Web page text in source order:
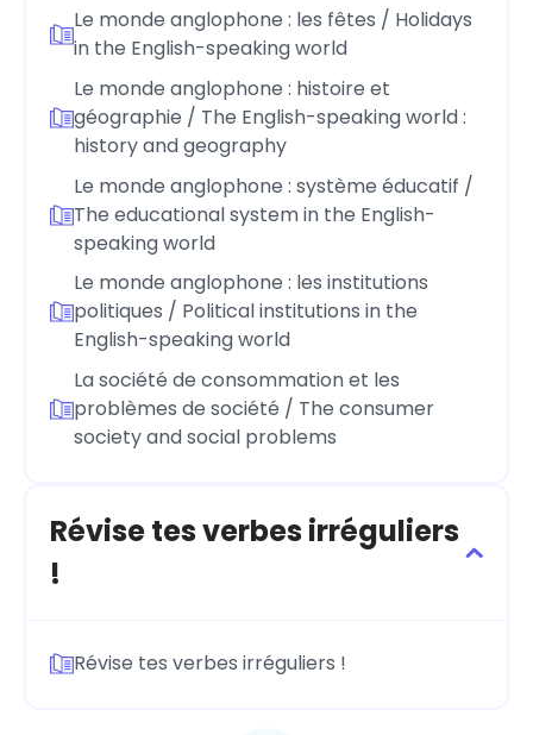
Le monde anglophone : les fêtes / Holidays
in the English-speaking world
Le monde anglophone : histoire et
géographie / The English-speaking world :
history and geography
Le monde anglophone : système éducatif /
The educational system in the English-
speaking world
Le monde anglophone : les institutions
politiques / Political institutions in the
English-speaking world
La société de consommation et les
problèmes de société / The consumer
society and social problems
Révise tes verbes irréguliers
!
Révise tes verbes irréguliers !